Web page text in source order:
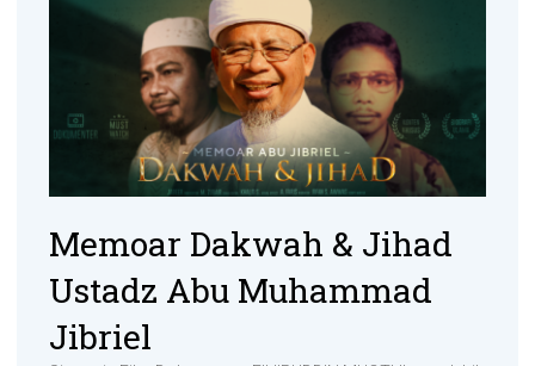
Memoar Dakwah & Jihad
Ustadz Abu Muhammad
Jibriel